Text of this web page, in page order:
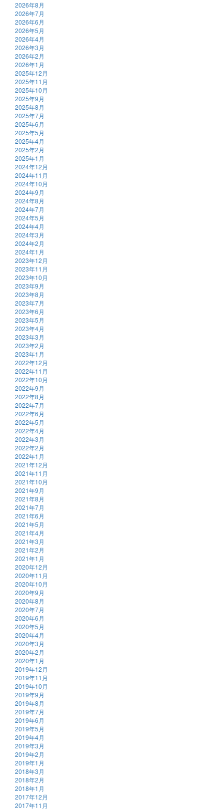
2026年8月
2026年7月
2026年6月
2026年5月
2026年4月
2026年3月
2026年2月
2026年1月
2025年12月
2025年11月
2025年10月
2025年9月
2025年8月
2025年7月
2025年6月
2025年5月
2025年4月
2025年2月
2025年1月
2024年12月
2024年11月
2024年10月
2024年9月
2024年8月
2024年7月
2024年5月
2024年4月
2024年3月
2024年2月
2024年1月
2023年12月
2023年11月
2023年10月
2023年9月
2023年8月
2023年7月
2023年6月
2023年5月
2023年4月
2023年3月
2023年2月
2023年1月
2022年12月
2022年11月
2022年10月
2022年9月
2022年8月
2022年7月
2022年6月
2022年5月
2022年4月
2022年3月
2022年2月
2022年1月
2021年12月
2021年11月
2021年10月
2021年9月
2021年8月
2021年7月
2021年6月
2021年5月
2021年4月
2021年3月
2021年2月
2021年1月
2020年12月
2020年11月
2020年10月
2020年9月
2020年8月
2020年7月
2020年6月
2020年5月
2020年4月
2020年3月
2020年2月
2020年1月
2019年12月
2019年11月
2019年10月
2019年9月
2019年8月
2019年7月
2019年6月
2019年5月
2019年4月
2019年3月
2019年2月
2019年1月
2018年3月
2018年2月
2018年1月
2017年12月
2017年11月